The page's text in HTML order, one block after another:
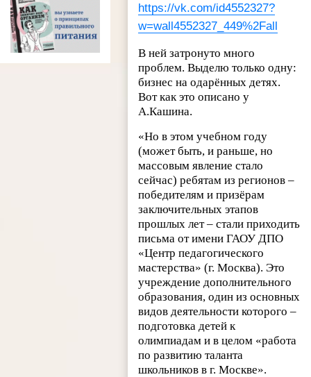
https://vk.com/id4552327?
w=wall4552327_449%2Fall
В ней затронуто много
проблем. Выделю только одну:
бизнес на одарённых детях.
Вот как это описано у
А.Кашина.
«Но в этом учебном году
(может быть, и раньше, но
массовым явление стало
сейчас) ребятам из регионов –
победителям и призёрам
заключительных этапов
прошлых лет – стали приходить
письма от имени ГАОУ ДПО
«Центр педагогического
мастерства» (г. Москва). Это
учреждение дополнительного
образования, один из основных
видов деятельности которого –
подготовка детей к
олимпиадам и в целом «работа
по развитию таланта
школьников в г. Москве».